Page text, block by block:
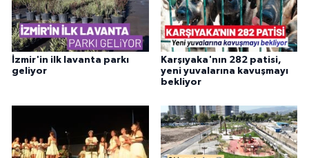
İzmir'in ilk lavanta parkı
geliyor
Karşıyaka'nın 282 patisi,
yeni yuvalarına kavuşmayı
bekliyor